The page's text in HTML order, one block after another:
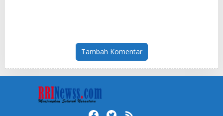
Tambah Komentar